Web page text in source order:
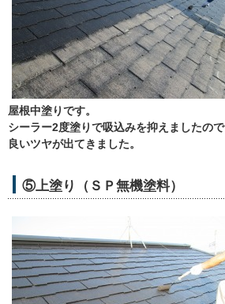
屋根中塗りです。
シーラー2度塗りで吸込みを抑えましたので
良いツヤが出てきました。
⑤上塗り（ＳＰ無機塗料）